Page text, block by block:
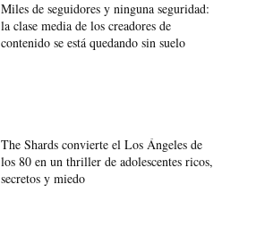
Miles de seguidores y ninguna seguridad:
la clase media de los creadores de
contenido se está quedando sin suelo
The Shards convierte el Los Ángeles de
los 80 en un thriller de adolescentes ricos,
secretos y miedo